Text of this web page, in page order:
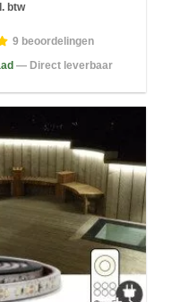
btw
9 beoordelingen
— Direct leverbaar